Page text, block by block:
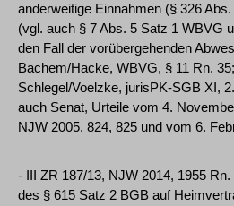
anderweitige Einnahmen (§ 326
(vgl. auch § 7 Abs. 5 Satz 1 WBVG
den Fall der vorübergehenden
Bachem/Hacke, WBVG, § 11 Rn.
Schlegel/Voelzke, jurisPK-SGB XI,
auch Senat, Urteile vom 4.
NJW 2005, 824, 825 und vom 6.
- III ZR 187/13, NJW 2014, 1955
des § 615 Satz 2 BGB auf